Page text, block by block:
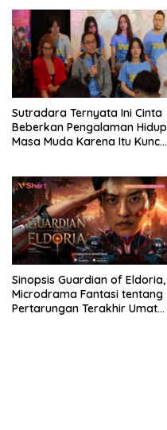
Sutradara Ternyata Ini Cinta
Beberkan Pengalaman Hidup
Masa Muda Karena Itu Kunci
Dua
Sinopsis Guardian of Eldoria,
Microdrama Fantasi tentang
Pertarungan Terakhir Umat